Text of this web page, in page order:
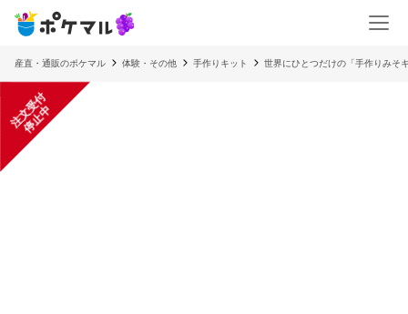
産直・通販のポケマル 体験・その他 手作りキット 世界にひとつだけの「手作りみそ
注
文
受
付
停
止
中